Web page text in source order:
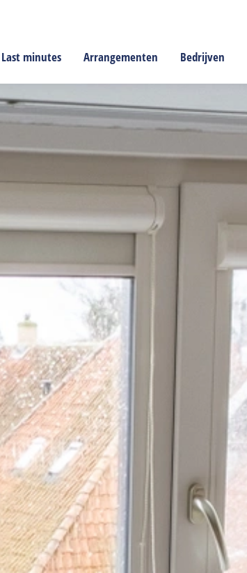
Last minutes Arrangementen Bedrijven